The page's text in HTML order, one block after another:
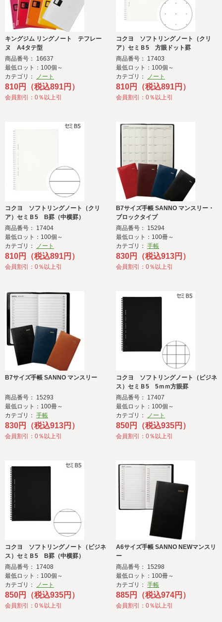
キングジム リングノート テフレー
ヌ A4タテ型
商品番号： 16637
最低ロット：100個～
カテゴリ：
ノート
810円（税込891円）
会員割引：0％以上引
コクヨ ソフトリングノート（クリ
ア）セミＢ5 方眼ドット罫
商品番号： 17403
最低ロット：100個～
カテゴリ：
ノート
810円（税込891円）
会員割引：0％以上引
コクヨ ソフトリングノート（クリ
ア）セミＢ5 B罫（中横罫）
商品番号： 17404
最低ロット：100個～
カテゴリ：
ノート
810円（税込891円）
会員割引：0％以上引
B7サイズ手帳 SANNO マンスリー・
ブロックタイプ
商品番号： 15294
最低ロット：100冊～
カテゴリ： 手帳
830円（税込913円）
会員割引：0％以上引
B7サイズ手帳 SANNO マンスリー
商品番号： 15293
最低ロット：100冊～
カテゴリ： 手帳
830円（税込913円）
会員割引：0％以上引
コクヨ ソフトリングノート（ビジネ
ス）セミＢ5 5ｍｍ方眼罫
商品番号： 17407
最低ロット：100個～
カテゴリ：
ノート
850円（税込935円）
会員割引：0％以上引
コクヨ ソフトリングノート（ビジネ
ス）セミＢ5 B罫（中横罫）
商品番号： 17408
最低ロット：100個～
カテゴリ：
ノート
850円（税込935円）
会員割引：0％以上引
A6サイズ手帳 SANNO NEWマンスリ
ー
商品番号： 15298
最低ロット：100冊～
カテゴリ： 手帳
885円（税込974円）
会員割引：0％以上引